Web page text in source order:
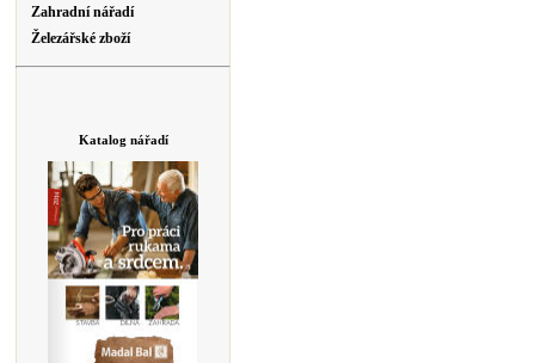
Zahradní nářadí
Železářské zboží
Katalog nářadí